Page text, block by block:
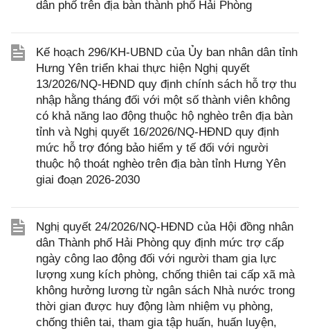
dân phố trên địa bàn thành phố Hải Phòng
Kế hoạch 296/KH-UBND của Ủy ban nhân dân tỉnh
Hưng Yên triển khai thực hiện Nghị quyết
13/2026/NQ-HĐND quy định chính sách hỗ trợ thu
nhập hằng tháng đối với một số thành viên không
có khả năng lao động thuộc hộ nghèo trên địa bàn
tỉnh và Nghị quyết 16/2026/NQ-HĐND quy định
mức hỗ trợ đóng bảo hiểm y tế đối với người
thuộc hộ thoát nghèo trên địa bàn tỉnh Hưng Yên
giai đoạn 2026-2030
Nghị quyết 24/2026/NQ-HĐND của Hội đồng nhân
dân Thành phố Hải Phòng quy định mức trợ cấp
ngày công lao động đối với người tham gia lực
lượng xung kích phòng, chống thiên tai cấp xã mà
không hưởng lương từ ngân sách Nhà nước trong
thời gian được huy động làm nhiệm vụ phòng,
chống thiên tai, tham gia tập huấn, huấn luyện,